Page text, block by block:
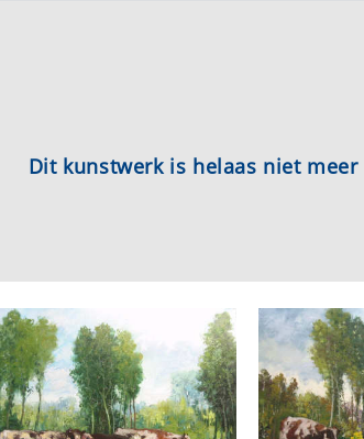
Dit kunstwerk is helaas niet